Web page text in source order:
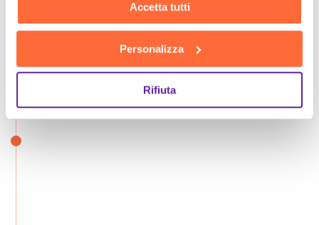
Accetta tutti
Personalizza
Rifiuta